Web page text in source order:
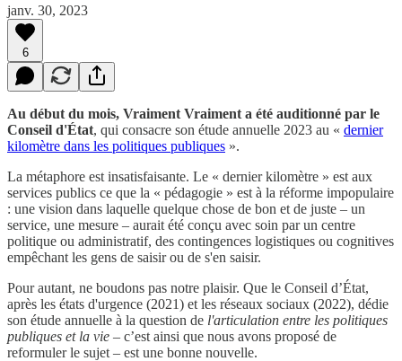
janv. 30, 2023
6
Au début du mois, Vraiment Vraiment a été auditionné par le
Conseil d'État, qui consacre son étude annuelle 2023 au « dernier
kilomètre dans les politiques publiques ».
La métaphore est insatisfaisante. Le « dernier kilomètre » est aux
services publics ce que la « pédagogie » est à la réforme impopulaire
: une vision dans laquelle quelque chose de bon et de juste – un
service, une mesure – aurait été conçu avec soin par un centre
politique ou administratif, des contingences logistiques ou cognitives
empêchant les gens de saisir ou de s'en saisir.
Pour autant, ne boudons pas notre plaisir. Que le Conseil d’État,
après les états d'urgence (2021) et les réseaux sociaux (2022), dédie
son étude annuelle à la question de l'articulation entre les politiques
publiques et la vie – c’est ainsi que nous avons proposé de
reformuler le sujet – est une bonne nouvelle.